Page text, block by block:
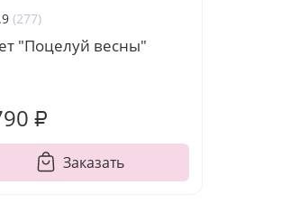
(277)
"Поцелуй весны"
₽
Заказать